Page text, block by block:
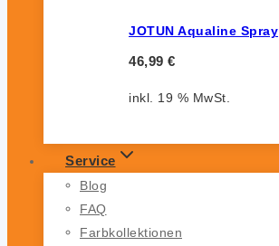
JOTUN Aqualine Spray
46,99 €
inkl. 19 % MwSt.
Service
Blog
FAQ
Farbkollektionen